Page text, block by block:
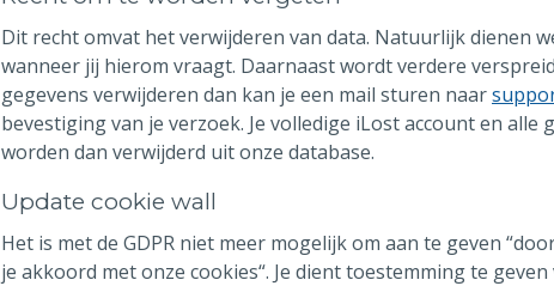
Dit recht omvat het verwijderen van data. Natuurlijk dienen
wanneer jij hierom vraagt. Daarnaast wordt verdere
gegevens verwijderen dan kan je een mail sturen naar
bevestiging van je verzoek. Je volledige iLost account en alle
worden dan verwijderd uit onze database.
Update cookie wall
Het is met de GDPR niet meer mogelijk om aan te geven
je akkoord met onze cookies“. Je dient toestemming te